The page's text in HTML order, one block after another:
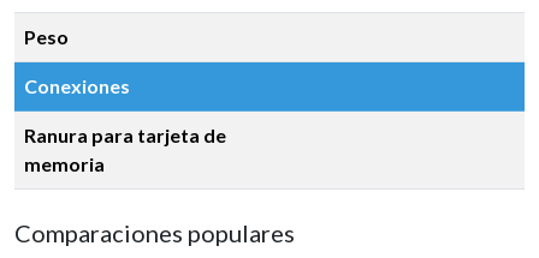
Peso
Conexiones
Ranura para tarjeta de
memoria
Comparaciones populares